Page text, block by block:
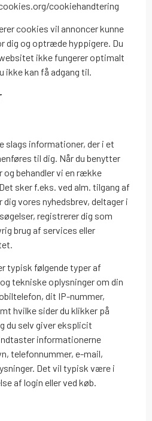
cookiehandtering
cookies vil annoncer kunne
dig og optræde hyppigere. Du
ikke fungerer optimalt
ikke kan få adgang til.
slags informationer, der i et
til dig. Når du benytter
behandler vi en række
sker f.eks. ved alm. tilgang af
vores nyhedsbrev, deltager i
registrerer dig som
brug af services eller
typisk følgende typer af
tekniske oplysninger om din
dit IP-nummer,
hvilke sider du klikker på
du selv giver eksplicit
informationerne
telefonnummer, e-mail,
Det vil typisk være i
af login eller ved køb.